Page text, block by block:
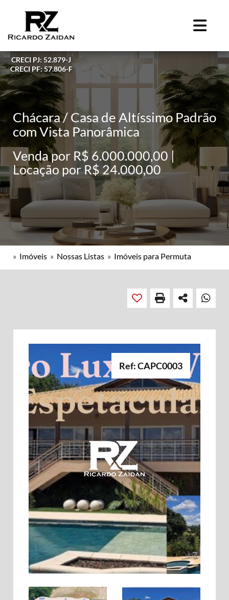
CRECI PJ: 52.879-J
CRECI PF: 57.806-F
Chácara / Casa de Altíssimo Padrão
com Vista Panorâmica
Venda por R$ 6.000.000,00 |
Locação por R$ 24.000,00
» Imóveis » Nossas Listas » Imóveis para Permuta
Ref: CAPC0003